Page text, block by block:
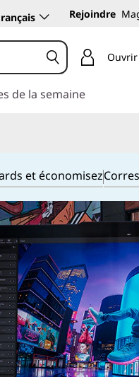
Rejoindre
de la semaine
et économisez